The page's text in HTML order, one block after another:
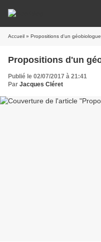
Accueil » Propositions d'un géobiologue
Propositions d'un
Publié le 02/07/2017 à 21:41
Par Jacques Cléret